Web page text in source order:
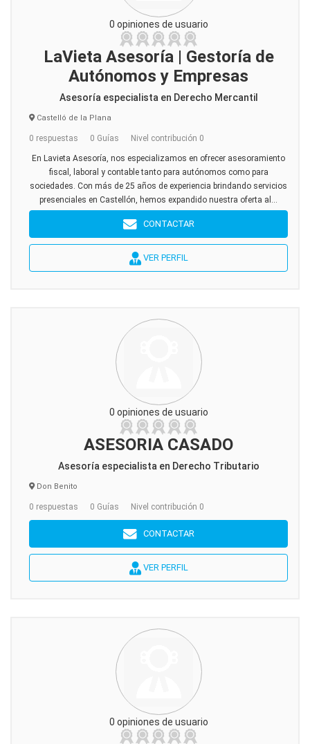
0 opiniones de usuario
LaVieta Asesoría | Gestoría de
Autónomos y Empresas
Asesoría especialista en Derecho Mercantil
Castelló de la Plana
0 respuestas 0 Guías Nivel contribución 0
En Lavieta Asesoría, nos especializamos en ofrecer asesoramiento
fiscal, laboral y contable tanto para autónomos como para
sociedades. Con más de 25 años de experiencia brindando servicios
presenciales en Castellón, hemos expandido nuestra oferta al...
CONTACTAR
VER PERFIL
0 opiniones de usuario
ASESORIA CASADO
Asesoría especialista en Derecho Tributario
Don Benito
0 respuestas 0 Guías Nivel contribución 0
CONTACTAR
VER PERFIL
0 opiniones de usuario